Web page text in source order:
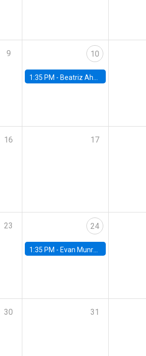
9 10
1:35 PM - Beatriz Ahumada, PhD candidate, Universidad de Pittsburgh
16 17
23 24
1:35 PM - Evan Munro, Neyman Visiting Assistant Professor in the Department of Statistics at UC Berkeley
30 31